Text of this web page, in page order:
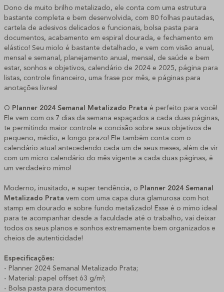
Dono de muito brilho metalizado, ele conta com uma estrutura
bastante completa e bem desenvolvida, com 80 folhas pautadas,
cartela de adesivos delicados e funcionais, bolsa pasta para
documentos, acabamento em espiral dourada, e fechamento em
elástico! Seu miolo é bastante detalhado, e vem com visão anual,
mensal e semanal, planejamento anual, mensal, de saúde e bem
estar, sonhos e objetivos, calendário de 2024 e 2025, página para
listas, controle financeiro, uma frase por mês, e páginas para
anotações livres!
O Planner 2024 Semanal Metalizado Prata é perfeito para você!
Ele vem com os 7 dias da semana espaçados a cada duas páginas,
te permitindo maior controle e concisão sobre seus objetivos de
pequeno, médio, e longo prazo! Ele também conta com o
calendário atual antecedendo cada um de seus meses, além de vir
com um micro calendário do mês vigente a cada duas páginas, é
um verdadeiro mimo!
Moderno, inusitado, e super tendência, o Planner 2024 Semanal
Metalizado Prata vem com uma capa dura glamurosa com hot
stamp em dourado e sobre fundo metalizado! Esse é o mimo ideal
para te acompanhar desde a faculdade até o trabalho, vai deixar
todos os seus planos e sonhos extremamente bem organizados e
cheios de autenticidade!
Especificações:
- Planner 2024 Semanal Metalizado Prata;
- Material: papel offset 63 g/m²;
- Bolsa pasta para documentos;